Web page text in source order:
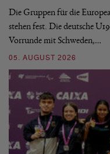
Die Gruppen für die
stehen fest. Die deutsche
Vorrunde mit Schweden,…
05. AUGUST 2026